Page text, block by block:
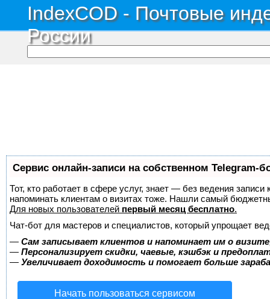
IndexCOD - Почтовые
России
Сервис онлайн-записи на собственном Telegram-
Тот, кто работает в сфере услуг, знает — без ведения
напоминать клиентам о визитах тоже. Нашли самый
Для новых пользователей первый месяц бесплатно.
Чат-бот для мастеров и специалистов, который упрощает
— Сам записывает клиентов и напоминает им о
— Персонализирует скидки, чаевые, кэшбэк и
— Увеличивает доходимость и помогает больше
Начать пользоваться сервисом